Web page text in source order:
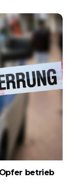
betrieb